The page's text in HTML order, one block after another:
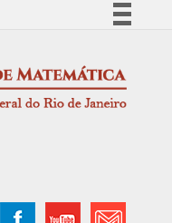
Comunica BR
Participe